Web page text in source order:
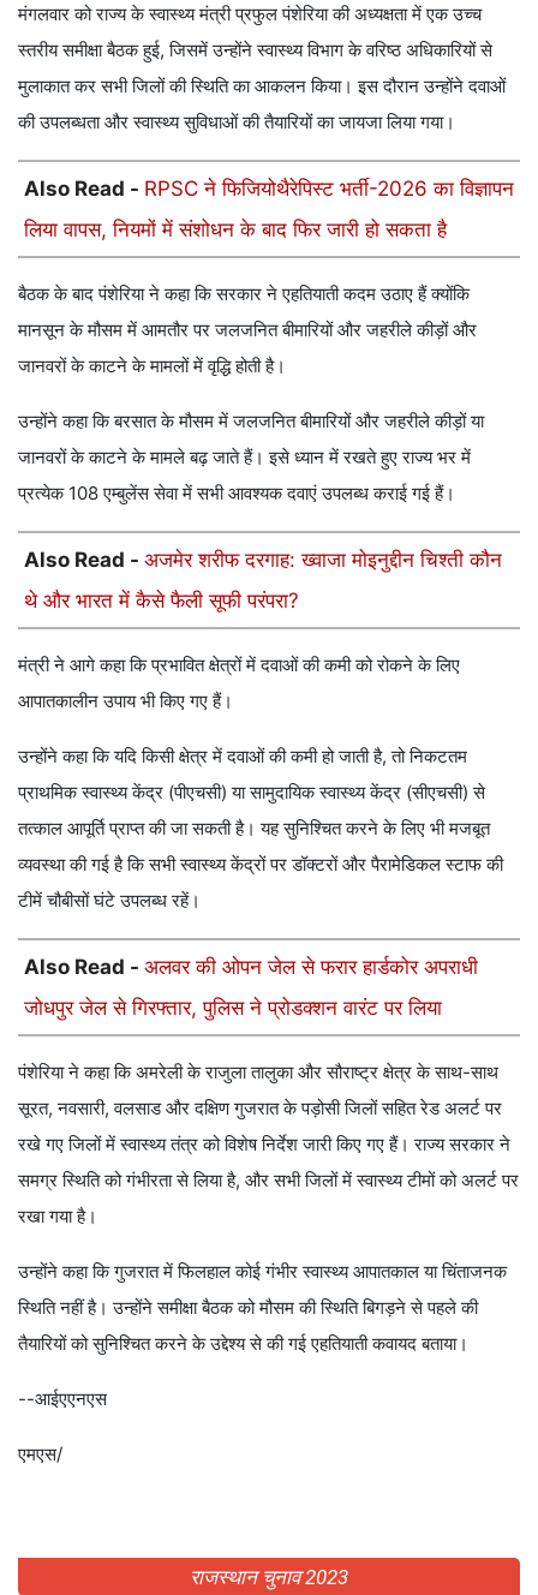
मंगलवार को राज्य के स्वास्थ्य मंत्री प्रफुल पंशेरिया की अध्यक्षता में एक उच्च
स्तरीय समीक्षा बैठक हुई, जिसमें उन्होंने स्वास्थ्य विभाग के वरिष्ठ अधिकारियों से
मुलाकात कर सभी जिलों की स्थिति का आकलन किया। इस दौरान उन्होंने दवाओं
की उपलब्धता और स्वास्थ्य सुविधाओं की तैयारियों का जायजा लिया गया।
Also Read - RPSC ने फिजियोथैरेपिस्ट भर्ती-2026 का विज्ञापन
लिया वापस, नियमों में संशोधन के बाद फिर जारी हो सकता है
बैठक के बाद पंशेरिया ने कहा कि सरकार ने एहतियाती कदम उठाए हैं क्योंकि
मानसून के मौसम में आमतौर पर जलजनित बीमारियों और जहरीले कीड़ों और
जानवरों के काटने के मामलों में वृद्धि होती है।
उन्होंने कहा कि बरसात के मौसम में जलजनित बीमारियों और जहरीले कीड़ों या
जानवरों के काटने के मामले बढ़ जाते हैं। इसे ध्यान में रखते हुए राज्य भर में
प्रत्येक 108 एम्बुलेंस सेवा में सभी आवश्यक दवाएं उपलब्ध कराई गई हैं।
Also Read - अजमेर शरीफ दरगाह: ख्वाजा मोइनुद्दीन चिश्ती कौन
थे और भारत में कैसे फैली सूफी परंपरा?
मंत्री ने आगे कहा कि प्रभावित क्षेत्रों में दवाओं की कमी को रोकने के लिए
आपातकालीन उपाय भी किए गए हैं।
उन्होंने कहा कि यदि किसी क्षेत्र में दवाओं की कमी हो जाती है, तो निकटतम
प्राथमिक स्वास्थ्य केंद्र (पीएचसी) या सामुदायिक स्वास्थ्य केंद्र (सीएचसी) से
तत्काल आपूर्ति प्राप्त की जा सकती है। यह सुनिश्चित करने के लिए भी मजबूत
व्यवस्था की गई है कि सभी स्वास्थ्य केंद्रों पर डॉक्टरों और पैरामेडिकल स्टाफ की
टीमें चौबीसों घंटे उपलब्ध रहें।
Also Read - अलवर की ओपन जेल से फरार हार्डकोर अपराधी
जोधपुर जेल से गिरफ्तार, पुलिस ने प्रोडक्शन वारंट पर लिया
पंशेरिया ने कहा कि अमरेली के राजुला तालुका और सौराष्ट्र क्षेत्र के साथ-साथ
सूरत, नवसारी, वलसाड और दक्षिण गुजरात के पड़ोसी जिलों सहित रेड अलर्ट पर
रखे गए जिलों में स्वास्थ्य तंत्र को विशेष निर्देश जारी किए गए हैं। राज्य सरकार ने
समग्र स्थिति को गंभीरता से लिया है, और सभी जिलों में स्वास्थ्य टीमों को अलर्ट पर
रखा गया है।
उन्होंने कहा कि गुजरात में फिलहाल कोई गंभीर स्वास्थ्य आपातकाल या चिंताजनक
स्थिति नहीं है। उन्होंने समीक्षा बैठक को मौसम की स्थिति बिगड़ने से पहले की
तैयारियों को सुनिश्चित करने के उद्देश्य से की गई एहतियाती कवायद बताया।
--आईएएनएस
एमएस/
राजस्थान चुनाव 2023